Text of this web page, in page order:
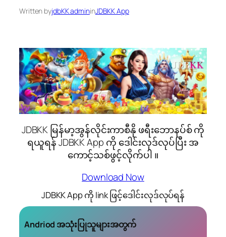
Written byjdbKK admininJDBKK App
JDBKK မြန်မာ့အွန်လိုင်းကာစီနို ဖရီးဘောနပ်စ် ကို
ရယူရန် JDBKK App ကို ‌ဒေါင်းလုဒ်လုပ်ပြီး အ
ကောင့်သစ်ဖွင့်လိုက်ပါ ။
Download Now
JDBKK App ကို link ဖြင့်ဒေါင်းလုဒ်လုပ်ရန်
Andriod အသုံးပြုသူများအတွက်